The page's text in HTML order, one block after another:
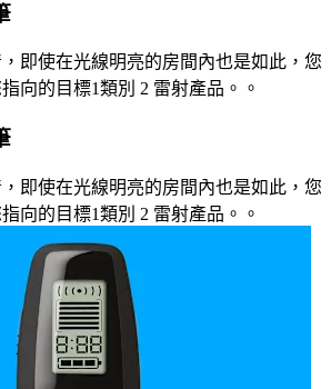
即使在光線明亮的房間內也是如此，您
向的目標1類別 2 雷射產品。。
即使在光線明亮的房間內也是如此，您
向的目標1類別 2 雷射產品。。